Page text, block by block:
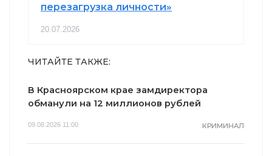
перезагрузка личности»
20.07.2026
ЧИТАЙТЕ ТАКЖЕ:
В Красноярском крае замдиректора
обманули на 12 миллионов рублей
09.08.2026 11:00 КРИМИНАЛ